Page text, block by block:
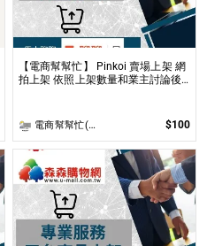
【電商幫幫忙】 Pinkoi 賣場上架 網
拍上架 依照上架數量和業主討論後
電商幫幫忙(電商平台代營運/電商上架/運營策略/網路行銷) $100